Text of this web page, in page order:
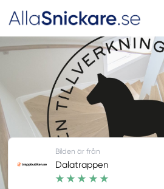
Bilden är från
Dalatrappen